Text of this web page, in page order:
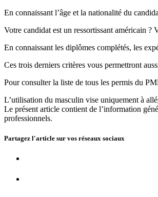
En connaissant l’âge et la nationalité du
Votre candidat est un ressortissant américain ?
En connaissant les diplômes complétés, les
Ces trois derniers critères vous permettront
Pour consulter la liste de tous les permis du
L’utilisation du masculin vise uniquement à
Le présent article contient de l’information
professionnels.
Partagez l'article sur vos réseaux sociaux